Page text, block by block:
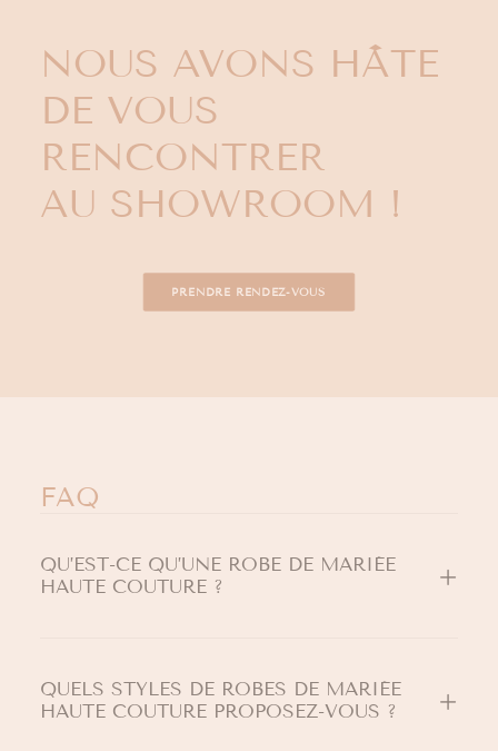
NOUS AVONS HÂTE
DE VOUS
RENCONTRER
AU SHOWROOM !
PRENDRE RENDEZ-VOUS
FAQ
QU’EST-CE QU’UNE ROBE DE MARIÉE
HAUTE COUTURE ?
QUELS STYLES DE ROBES DE MARIÉE
HAUTE COUTURE PROPOSEZ-VOUS ?